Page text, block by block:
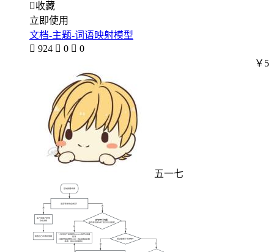
收藏
立即使用
文档-主题-词语映射模型
 924  0  0
五一七
￥5